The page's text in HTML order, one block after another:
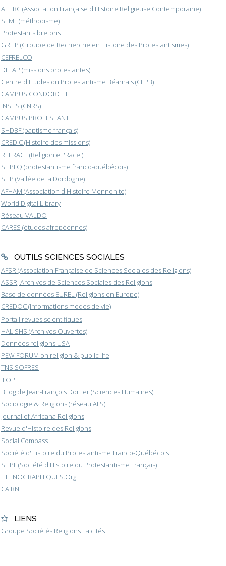
AFHRC (Association Française d'Histoire Religieuse Contemporaine)
SEMF (méthodisme)
Protestants bretons
GRHP (Groupe de Recherche en Histoire des Protestantismes)
CEFRELCO
DEFAP (missions protestantes)
Centre d'Etudes du Protestantisme Béarnais (CEPB)
CAMPUS CONDORCET
INSHS (CNRS)
CAMPUS PROTESTANT
SHDBF (baptisme français)
CREDIC (Histoire des missions)
RELRACE (Religion et 'Race')
SHPFQ (protestantisme franco-québécois)
SHP (Vallée de la Dordogne)
AFHAM (Association d'Histoire Mennonite)
World Digital Library
Réseau VALDO
CARES (études afropéennes)
OUTILS SCIENCES SOCIALES
AFSR (Association Française de Sciences Sociales des Religions)
ASSR, Archives de Sciences Sociales des Religions
Base de données EUREL (Religions en Europe)
CREDOC (Informations modes de vie)
Portail revues scientifiques
HAL SHS (Archives Ouvertes)
Données religions USA
PEW FORUM on religion & public life
TNS SOFRES
IFOP
BLog de Jean-François Dortier (Sciences Humaines)
Sociologie & Religions (réseau AFS)
Journal of Africana Religions
Revue d'Histoire des Religions
Social Compass
Société d'Histoire du Protestantisme Franco-Québécois
SHPF (Société d'Histoire du Protestantisme Français)
ETHNOGRAPHIQUES.Org
CAIRN
LIENS
Groupe Sociétés Religions Laïcités